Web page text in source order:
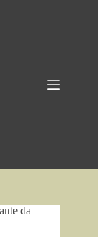
da